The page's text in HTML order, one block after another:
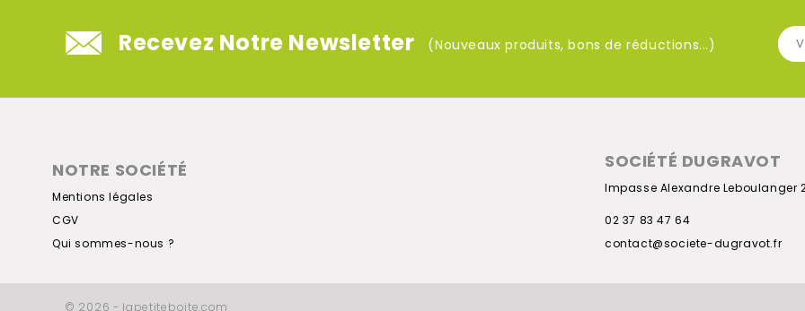
Recevez Notre Newsletter (Nouveaux produits, bons de réductions...)
NOTRE SOCIÉTÉ
Mentions légales
CGV
Qui sommes-nous ?
SOCIÉTÉ DUGRAVOT
Impasse Alexandre Leboulanger
02 37 83 47 64
contact@societe-dugravot.fr
© 2026 - lapetiteboite.com